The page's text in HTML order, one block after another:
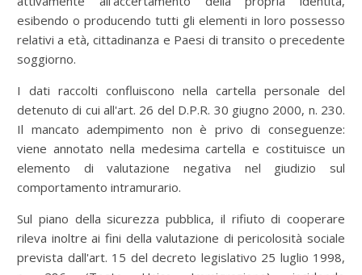
esibendo o producendo tutti gli elementi in loro possesso
relativi a età, cittadinanza e Paesi di transito o precedente
soggiorno.
I dati raccolti confluiscono nella cartella personale del
detenuto di cui all'art. 26 del D.P.R. 30 giugno 2000, n. 230.
Il mancato adempimento non è privo di conseguenze:
viene annotato nella medesima cartella e costituisce un
elemento di valutazione negativa nel giudizio sul
comportamento intramurario.
Sul piano della sicurezza pubblica, il rifiuto di cooperare
rileva inoltre ai fini della valutazione di pericolosità sociale
prevista dall'art. 15 del decreto legislativo 25 luglio 1998,